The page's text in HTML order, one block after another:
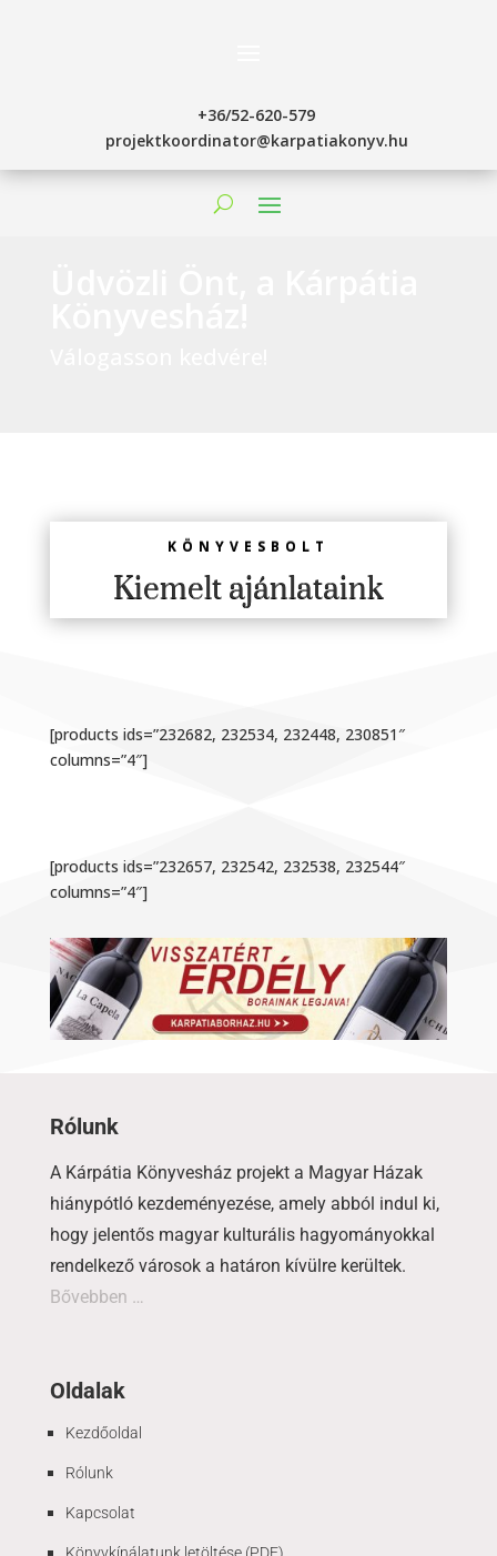
+36/52-620-579
projektkoordinator@karpatiakonyv.hu
KÖNYVESBOLT
Kiemelt ajánlataink
[products ids=”232682, 232534, 232448, 230851″
columns=”4″]
[products ids=”232657, 232542, 232538, 232544″
columns=”4″]
Rólunk
A Kárpátia Könyvesház projekt a Magyar Házak
hiánypótló kezdeményezése, amely abból indul ki,
hogy jelentős magyar kulturális hagyományokkal
rendelkező városok a határon kívülre kerültek.
Bővebben …
Oldalak
Kezdőoldal
Rólunk
Kapcsolat